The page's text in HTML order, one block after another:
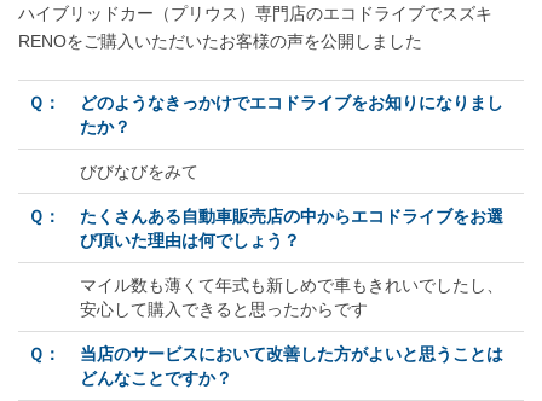
ハイブリッドカー（プリウス）専門店のエコドライブでスズキ
RENOをご購入いただいたお客様の声を公開しました
Ｑ：
どのようなきっかけでエコドライブをお知りになりまし
たか？
びびなびをみて
Ｑ：
たくさんある自動車販売店の中からエコドライブをお選
び頂いた理由は何でしょう？
マイル数も薄くて年式も新しめで車もきれいでしたし、
安心して購入できると思ったからです
Ｑ：
当店のサービスにおいて改善した方がよいと思うことは
どんなことですか？